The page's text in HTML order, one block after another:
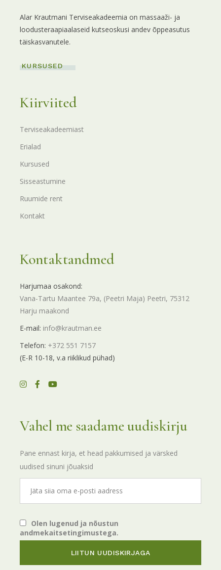
Alar Krautmani Terviseakadeemia on massaaži- ja
loodusteraapiaalaseid kutseoskusi andev õppeasutus
täiskasvanutele.
KURSUSED
Kiirviited
Terviseakadeemiast
Erialad
Kursused
Sisseastumine
Ruumide rent
Kontakt
Kontaktandmed
Harjumaa osakond:
Vana-Tartu Maantee 79a, (Peetri Maja) Peetri, 75312
Harju maakond
E-mail: info@krautman.ee
Telefon: +372 551 7157
(E-R 10-18, v.a riiklikud pühad)
Vahel me saadame uudiskirju
Pane ennast kirja, et head pakkumised ja värsked
uudised sinuni jõuaksid
Olen lugenud ja nõustun
andmekaitsetingimustega.